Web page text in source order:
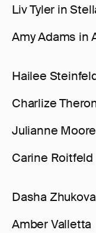
Liv Tyler in
Amy Adams in
Hailee
Charlize
Julianne
Carine Roitfeld
Dasha
Amber Valletta